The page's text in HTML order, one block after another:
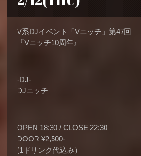
V系DJイベント「Vニッチ」第47回
『Vニッチ10周年』
-DJ-
DJニッチ
OPEN 18:30 / CLOSE 22:30
DOOR ¥2,500-
(1ドリンク代込み）